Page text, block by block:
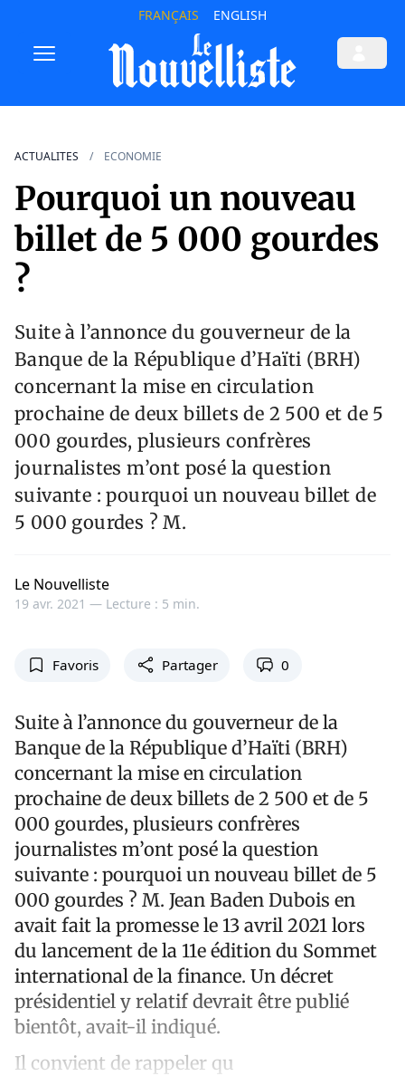
FRANÇAIS ENGLISH
ACTUALITES ECONOMIE
Pourquoi un nouveau
billet de 5 000 gourdes
?
Suite à l’annonce du gouverneur de la
Banque de la République d’Haïti (BRH)
concernant la mise en circulation
prochaine de deux billets de 2 500 et de 5
000 gourdes, plusieurs confrères
journalistes m’ont posé la question
suivante : pourquoi un nouveau billet de
5 000 gourdes ? M.
Le Nouvelliste
19 avr. 2021 — Lecture : 5 min.
Favoris Partager 0
Suite à l’annonce du gouverneur de la
Banque de la République d’Haïti (BRH)
concernant la mise en circulation
prochaine de deux billets de 2 500 et de 5
000 gourdes, plusieurs confrères
journalistes m’ont posé la question
suivante : pourquoi un nouveau billet de 5
000 gourdes ? M. Jean Baden Dubois en
avait fait la promesse le 13 avril 2021 lors
du lancement de la 11e édition du Sommet
international de la finance. Un décret
présidentiel y relatif devrait être publié
bientôt, avait-il indiqué.
Il convient de rappeler qu